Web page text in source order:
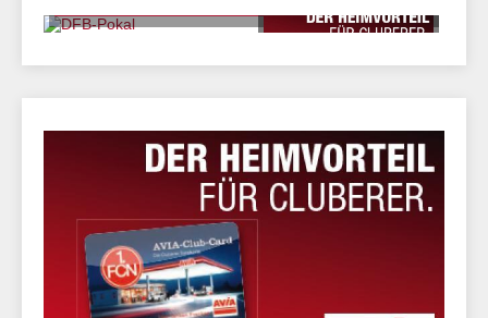
"Berlin-Fluch" beendet: Aubameyang schießt BVB zum